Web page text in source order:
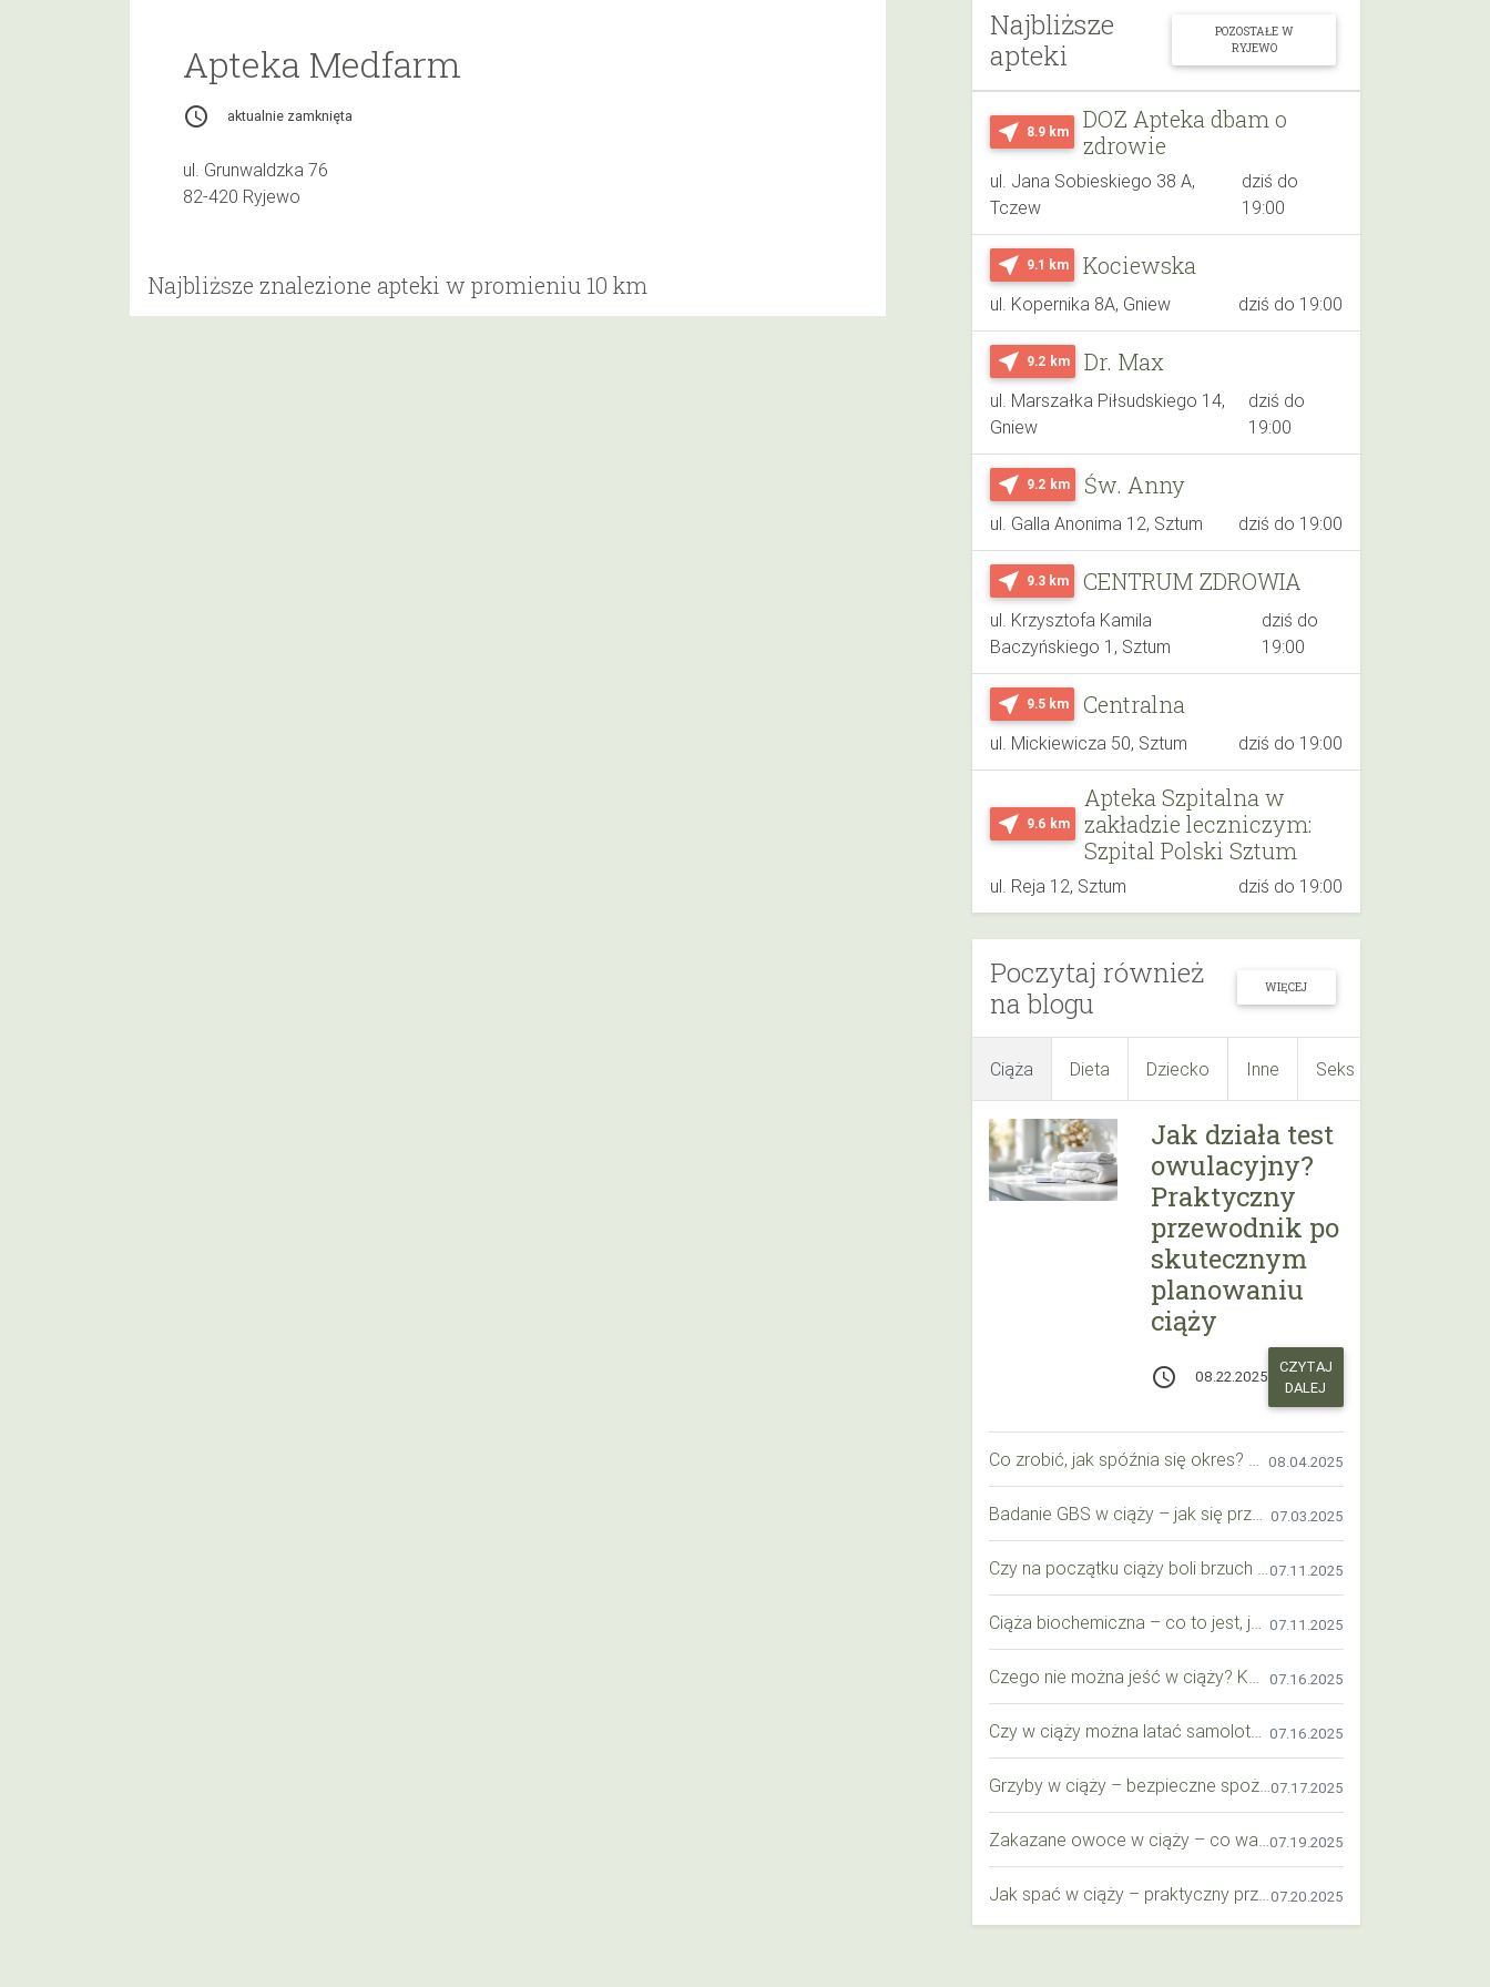
Najbliższe
apteki
POZOSTAŁE W
RYJEWO
near_me 8.9 km
DOZ Apteka dbam o
zdrowie
ul. Jana Sobieskiego 38 A,
Tczew
dziś do
19:00
near_me 9.1 km Kociewska
ul. Kopernika 8A, Gniew dziś do 19:00
near_me 9.2 km Dr. Max
ul. Marszałka Piłsudskiego 14,
Gniew
dziś do
19:00
near_me 9.2 km Św. Anny
ul. Galla Anonima 12, Sztum dziś do 19:00
near_me 9.3 km CENTRUM ZDROWIA
ul. Krzysztofa Kamila
Baczyńskiego 1, Sztum
dziś do
19:00
near_me 9.5 km Centralna
ul. Mickiewicza 50, Sztum dziś do 19:00
near_me 9.6 km
Apteka Szpitalna w
zakładzie leczniczym:
Szpital Polski Sztum
ul. Reja 12, Sztum dziś do 19:00
Poczytaj również
na blogu
WIĘCEJ
Ciąża Dieta Dziecko Inne Seks
Jak działa test
owulacyjny?
Praktyczny
przewodnik po
skutecznym
planowaniu
ciąży
access_time 08.22.2025
CZYTAJ
DALEJ
08.04.2025
07.03.2025
07.11.2025
07.11.2025
07.16.2025
07.16.2025
07.17.2025
07.19.2025
07.20.2025
Apteka Medfarm
access_time aktualnie zamknięta
ul. Grunwaldzka 76
82-420 Ryjewo
Najbliższe znalezione apteki w promieniu 10 km